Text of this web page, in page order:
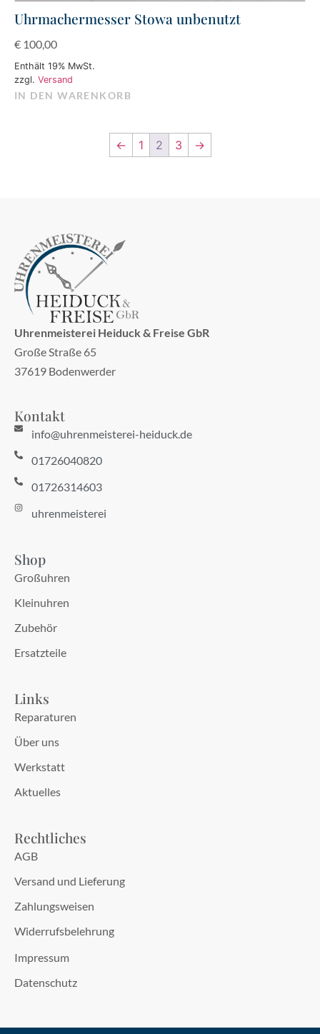
Uhrmachermesser Stowa unbenutzt
€ 100,00
Enthält 19% MwSt.
zzgl. Versand
IN DEN WARENKORB
← 1 2 3 →
Uhrenmeisterei Heiduck & Freise GbR
Große Straße 65
37619 Bodenwerder
Shop
Großuhren
Kleinuhren
Zubehör
Ersatzteile
Links
Reparaturen
Über uns
Werkstatt
Aktuelles
Rechtliches
AGB
Versand und Lieferung
Zahlungsweisen
Widerrufsbelehrung
Impressum
Datenschutz
Kontakt
info@uhrenmeisterei-heiduck.de
01726040820
01726314603
uhrenmeisterei